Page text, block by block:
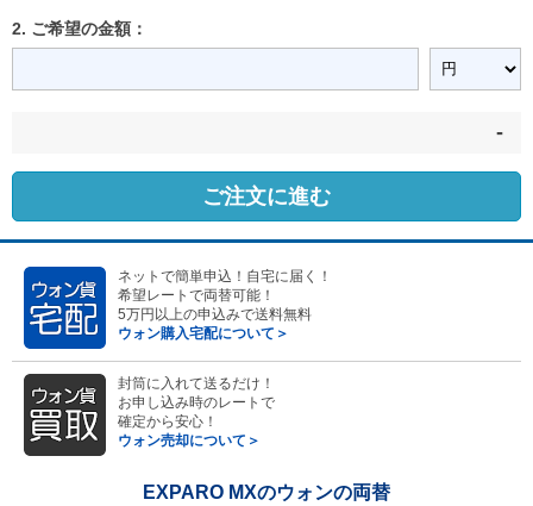
2. ご希望の金額：
-
ご注文に進む
ネットで簡単申込！自宅に届く！
希望レートで両替可能！
5万円以上の申込みで送料無料
ウォン購入宅配について＞
封筒に入れて送るだけ！
お申し込み時のレートで
確定から安心！
ウォン売却について＞
EXPARO MXのウォンの両替